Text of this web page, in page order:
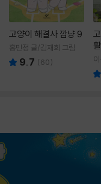
고양이 해결사 깜냥 9
홍민정 글/김재희 그림
9.7 (60)